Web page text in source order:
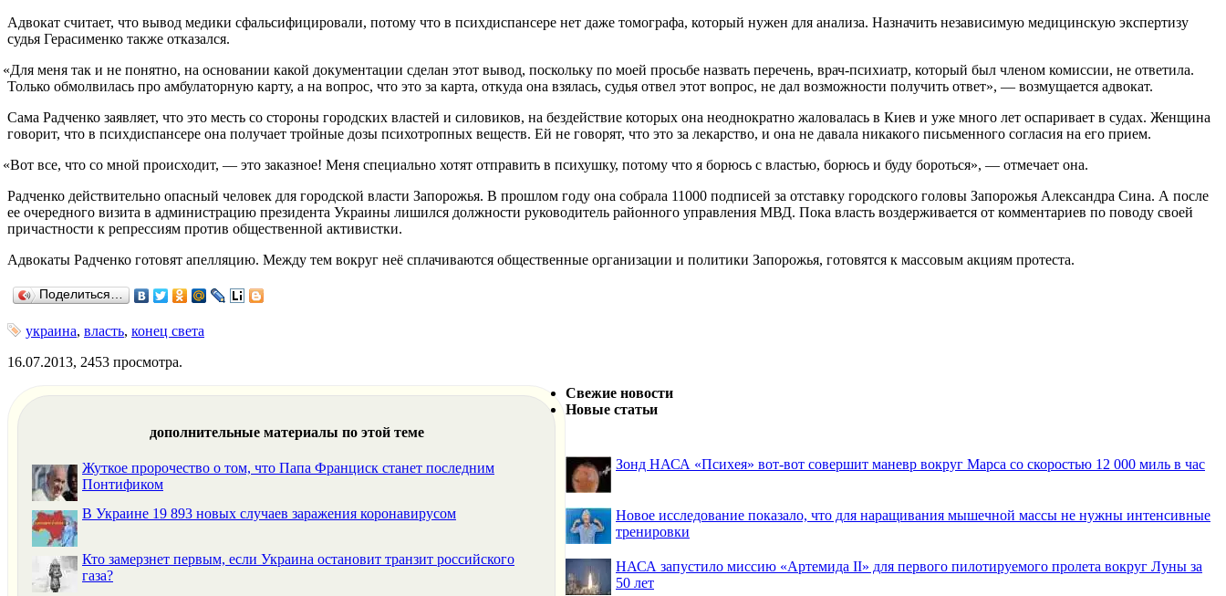
Адвокат считает, что вывод медики сфальсифицировали, потому что в психдиспансере нет даже томографа, который нужен для анализа. Назначить независимую медицинскую экспертизу
судья Герасименко также отказался.
«Для меня так и не понятно, на основании какой документации сделан этот вывод, поскольку по моей просьбе назвать перечень, врач-психиатр, который был членом комиссии, не ответила.
Только обмолвилась про амбулаторную карту, а на вопрос, что это за карта, откуда она взялась, судья отвел этот вопрос, не дал возможности получить ответ», — возмущается адвокат.
Сама Радченко заявляет, что это месть со стороны городских властей и силовиков, на бездействие которых она неоднократно жаловалась в Киев и уже много лет оспаривает в судах. Женщина
говорит, что в психдиспансере она получает тройные дозы психотропных веществ. Ей не говорят, что это за лекарство, и она не давала никакого письменного согласия на его прием.
«Вот все, что со мной происходит, — это заказное! Меня специально хотят отправить в психушку, потому что я борюсь с властью, борюсь и буду бороться», — отмечает она.
Радченко действительно опасный человек для городской власти Запорожья. В прошлом году она собрала 11000 подписей за отставку городского головы Запорожья Александра Сина. А после
ее очередного визита в администрацию президента Украины лишился должности руководитель районного управления МВД. Пока власть воздерживается от комментариев по поводу своей
причастности к репрессиям против общественной активистки.
Адвокаты Радченко готовят апелляцию. Между тем вокруг неё сплачиваются общественные организации и политики Запорожья, готовятся к массовым акциям протеста.
Поделиться…
украина, власть, конец света
16.07.2013, 2453 просмотра.
дополнительные материалы по этой теме
Жуткое пророчество о том, что Папа Франциск станет последним
Понтификом
В Украине 19 893 новых случаев заражения коронавирусом
Кто замерзнет первым, если Украина остановит транзит российского
газа?
Свежие новости
Новые статьи
Зонд НАСА «Психея» вот-вот совершит маневр вокруг Марса со скоростью 12 000 миль в час
Новое исследование показало, что для наращивания мышечной массы не нужны интенсивные
тренировки
НАСА запустило миссию «Артемида II» для первого пилотируемого пролета вокруг Луны за
50 лет